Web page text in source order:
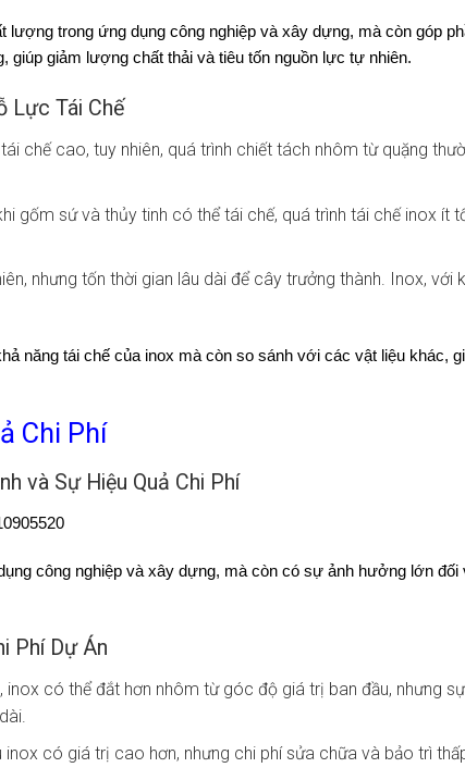
lượng trong ứng dụng công nghiệp và xây dựng, mà còn góp
giúp giảm lượng chất thải và tiêu tốn nguồn lực tự nhiên.
Lực Tái Chế
chế cao, tuy nhiên, quá trình chiết tách nhôm từ quặng
gốm sứ và thủy tinh có thể tái chế, quá trình tái chế inox ít
nhưng tốn thời gian lâu dài để cây trưởng thành. Inox, với
năng tái chế của inox mà còn so sánh với các vật liệu khác,
Chi Phí
và Sự Hiệu Quả Chi Phí
công nghiệp và xây dựng, mà còn có sự ảnh hưởng lớn
Phí Dự Án
có thể đắt hơn nhôm từ góc độ giá trị ban đầu, nhưng
inox có giá trị cao hơn, nhưng chi phí sửa chữa và bảo trì